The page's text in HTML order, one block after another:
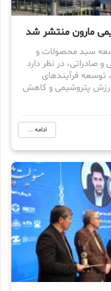
مارون منتشر شد
سبد محصولات و
و صادراتی، در نظر دارد
توسعه فرآیندهای
پتروشیمی و کاهش
ادامه ...